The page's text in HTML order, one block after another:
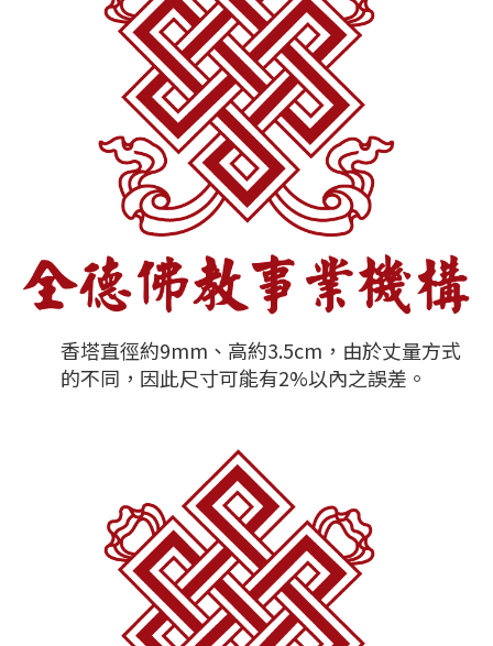
香塔直徑約9mm、高約3.5cm，由於丈量方式
的不同，因此尺寸可能有2%以內之誤差。